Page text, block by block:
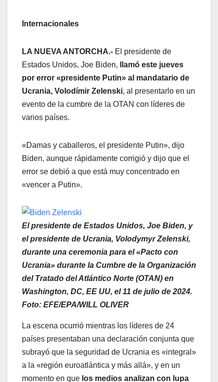
Internacionales
LA NUEVA ANTORCHA.- El presidente de
Estados Unidos, Joe Biden,
llamó este jueves
por error «presidente Putin» al mandatario de
Ucrania, Volodímir Zelenski, al presentarlo en un
evento de la cumbre de la OTAN con líderes de
varios países.
«Damas y caballeros, el presidente Putin», dijo
Biden, aunque rápidamente corrigió y dijo que el
error se debió a que está muy concentrado en
«vencer a Putin».
El presidente de Estados Unidos, Joe Biden, y
el presidente de Ucrania, Volodymyr Zelenski,
durante una ceremonia para el «Pacto con
Ucrania» durante la Cumbre de la Organización
del Tratado del Atlántico Norte (OTAN) en
Washington, DC, EE UU, el 11 de julio de 2024.
Foto: EFE/EPA/WILL OLIVER
La escena ocurrió mientras los líderes de 24
países presentaban una declaración conjunta que
subrayó que la seguridad de Ucrania es «integral»
a la «región euroatlántica y más allá», y en un
momento en que los medios analizan con lupa